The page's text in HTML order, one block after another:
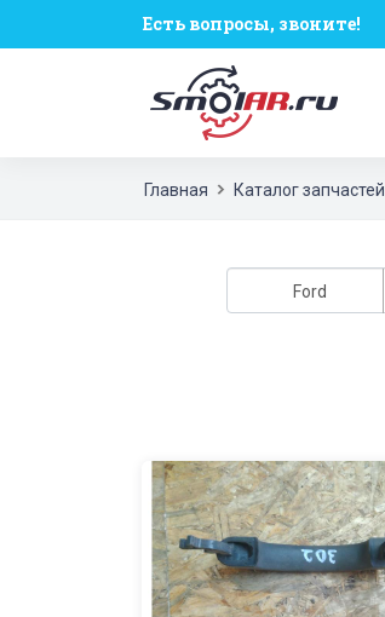
Есть вопросы, звоните!
Главная Каталог запчастей
Ford